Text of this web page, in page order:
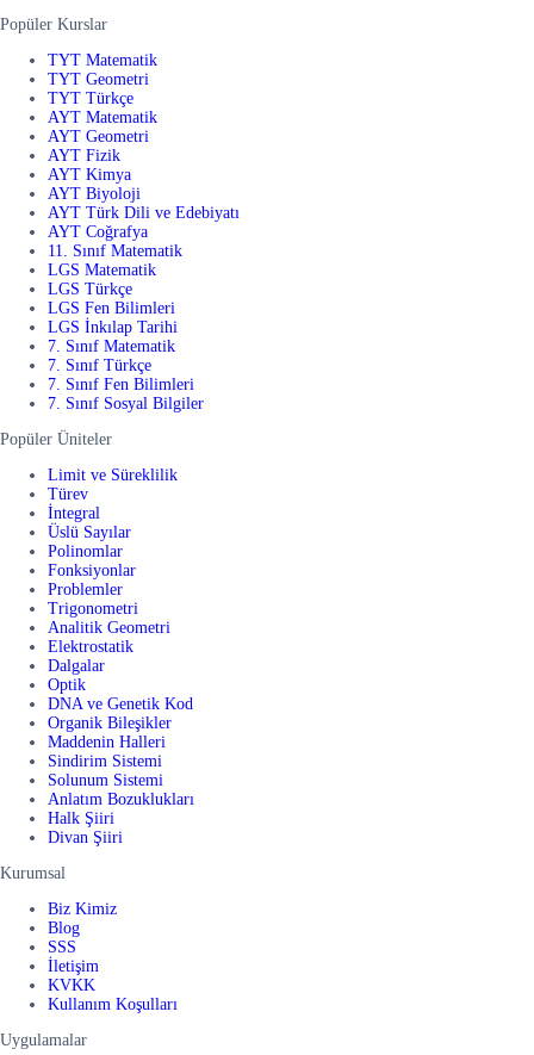
Popüler Kurslar
TYT Matematik
TYT Geometri
TYT Türkçe
AYT Matematik
AYT Geometri
AYT Fizik
AYT Kimya
AYT Biyoloji
AYT Türk Dili ve Edebiyatı
AYT Coğrafya
11. Sınıf Matematik
LGS Matematik
LGS Türkçe
LGS Fen Bilimleri
LGS İnkılap Tarihi
7. Sınıf Matematik
7. Sınıf Türkçe
7. Sınıf Fen Bilimleri
7. Sınıf Sosyal Bilgiler
Popüler Üniteler
Limit ve Süreklilik
Türev
İntegral
Üslü Sayılar
Polinomlar
Fonksiyonlar
Problemler
Trigonometri
Analitik Geometri
Elektrostatik
Dalgalar
Optik
DNA ve Genetik Kod
Organik Bileşikler
Maddenin Halleri
Sindirim Sistemi
Solunum Sistemi
Anlatım Bozuklukları
Halk Şiiri
Divan Şiiri
Kurumsal
Biz Kimiz
Blog
SSS
İletişim
KVKK
Kullanım Koşulları
Uygulamalar